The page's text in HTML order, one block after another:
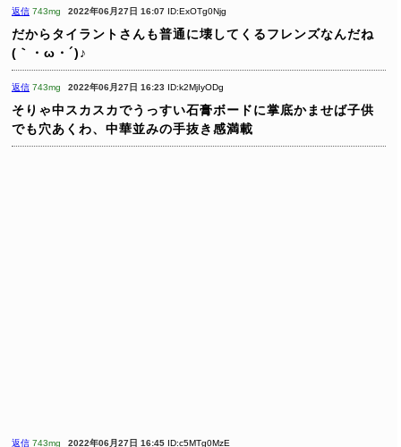
返信 743mg 2022年06月27日 16:07 ID:ExOTg0Njg
だからタイラントさんも普通に壊してくるフレンズなんだね
(｀・ω・´)♪
返信 743mg 2022年06月27日 16:23 ID:k2MjIyODg
そりゃ中スカスカでうっすい石膏ボードに掌底かませば子供
でも穴あくわ、中華並みの手抜き感満載
返信 743mg 2022年06月27日 16:45 ID:c5MTg0MzE